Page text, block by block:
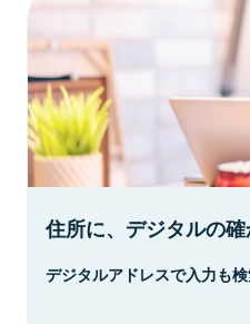
住所に、デジタルの確
デジタルアドレスで入力も検